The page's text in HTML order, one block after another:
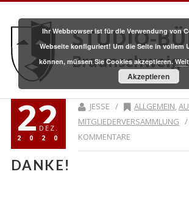
STUDIO-
Braunschweig
22
DEZ.
2020
JESSE / ALLGEMEIN,
MITGLIEDERVERSAMMLUNG /
KOMMENTARE
DANKE!
Ihr Webbrowser ist für die Verwendung von
Webseite konfiguriert! Um die Seite in vollem
können, müssen Sie Cookies akzeptieren.
Akzeptieren